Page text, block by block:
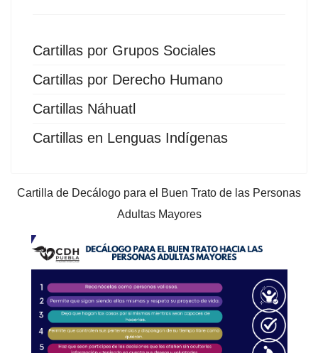
Cartillas por Grupos Sociales
Cartillas por Derecho Humano
Cartillas Náhuatl
Cartillas en Lenguas Indígenas
Cartilla de Decálogo para el Buen Trato de las Personas
Adultas Mayores